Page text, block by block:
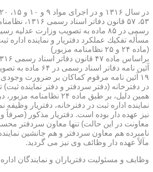
۵۳، ۵۷ قانون
رسمی در ۸۵ ماده به تصویب وزارت عدلیه
مسأله تفكیك عملكرد دفتریار و نماینده
(ماده ۲۴ و ۲۵ نظامنامه مزبور)
آئین نامه دفاتر اسناد
۱۹ آئین نامه مرقوم كماكان بر ضرورت
در دفترخانه (دفتر سردفتر و دفتر نماینده ثبت)
همین دلیل، بر طبق ماده ۲۴
نماینده اداره ثبت در دفترخانه، دفتریار وظیفه
نیز عهده دار بوده است. دفتریار مذكور (صرفاً
معاونت در این حالت) تنها معاون سردفتر
نامبرده هم معاون سردفتر و هم جانشین
مآلاً عهده دار وظائف وی نیز می گردید.
وظایف و مسئولیت دفتریاران و نمایندگان